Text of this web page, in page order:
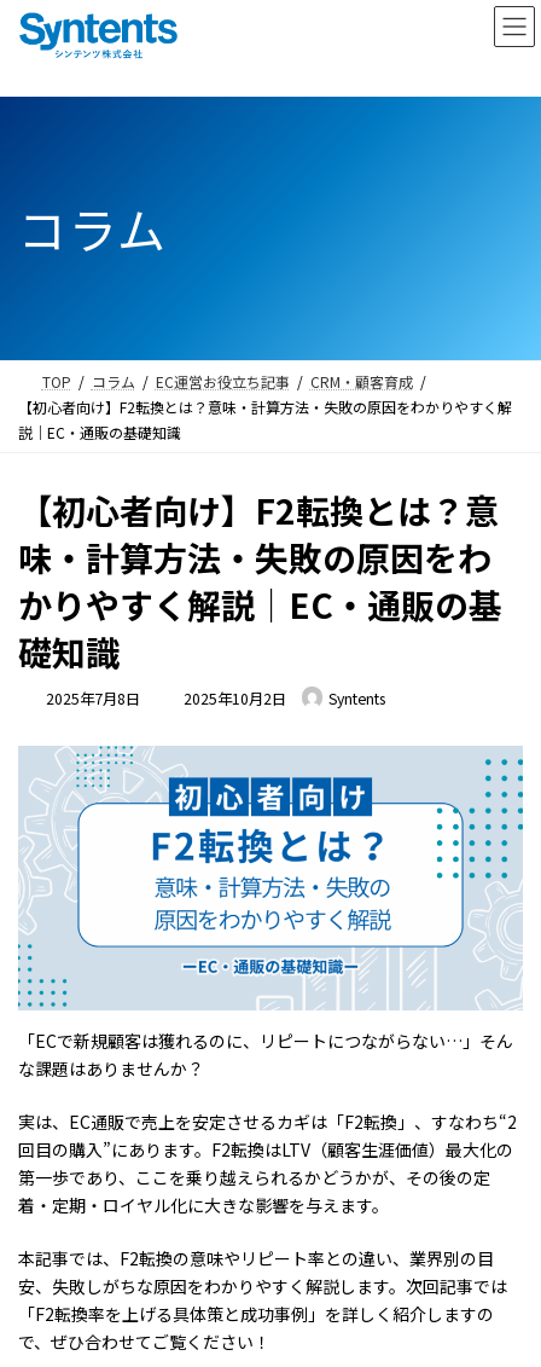
ン
ー
コラム
TOP コラム EC運営お役立ち記事
CRM・顧客育成
【初心者向け】F2転換とは？意味・計算方法・失敗の原因をわかりやすく解
説｜EC・通販の基礎知識
【初心者向け】F2転換とは？意
味・計算方法・失敗の原因をわ
かりやすく解説｜EC・通販の基
礎知識
2025年7月8日
最
更
新
日
時
:
2025年10月2日 Syntents
「ECで新規顧客は獲れるのに、リピートにつながらない…」そん
な課題はありませんか？
実は、EC通販で売上を安定させるカギは「F2転換」、すなわち“2
回目の購入”にあります。F2転換はLTV（顧客生涯価値）最大化の
第一歩であり、ここを乗り越えられるかどうかが、その後の定
着・定期・ロイヤル化に大きな影響を与えます。
本記事では、F2転換の意味やリピート率との違い、業界別の目
安、失敗しがちな原因をわかりやすく解説します。次回記事では
「F2転換率を上げる具体策と成功事例」を詳しく紹介しますの
で、ぜひ合わせてご覧ください！